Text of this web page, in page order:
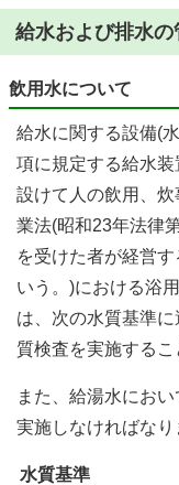
給水および排水
飲用水について
給水に関する設備(
項に規定する給水
設けて人の飲用、
業法(昭和23年法律
を受けた者が経営
いう。)における浴
は、次の水質基準
質検査を実施するこ
また、給湯水にお
実施しなければなり
水質基準